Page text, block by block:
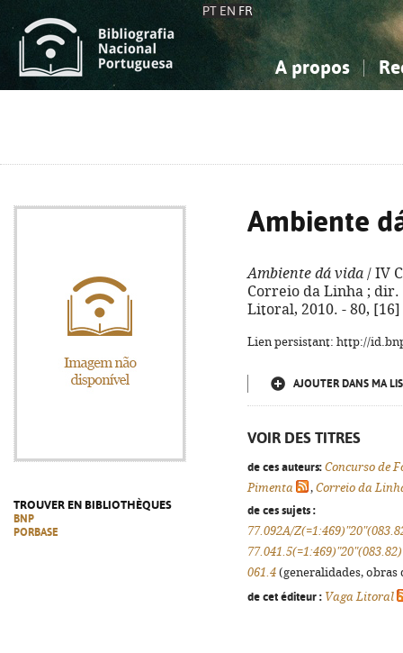
PT EN FR
A propos
TROUVER EN BIBLIOTHÈQUES
BNP
PORBASE
Ambiente
Ambiente dá vida / IV
Correio da Linha ; dir.
Litoral, 2010. - 80,
Lien persistant: http://
AJOUTER DANS MA
VOIR DES TITRES
de ces auteurs: Concurso de
Pimenta
, Correio da
de ces sujets :
77.092A/
77.041.5(=1:469)"20"(083.82)
061.4 (generalidades,
de cet éditeur : Vaga Litoral